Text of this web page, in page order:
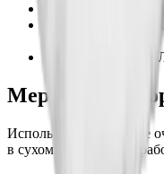
Крепление: Velcro
Совместимость:
Тип поверхности:
Меры
Используйте защитные
в сухом месте. После